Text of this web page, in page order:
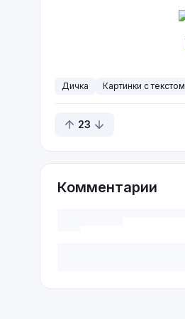
Дичка Картинки с текстом
23
Комментарии